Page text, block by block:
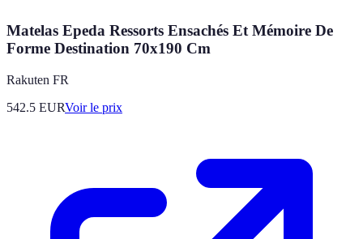
Matelas Epeda Ressorts Ensachés Et Mémoire De
Forme Destination 70x190 Cm
Rakuten FR
542.5 EURVoir le prix